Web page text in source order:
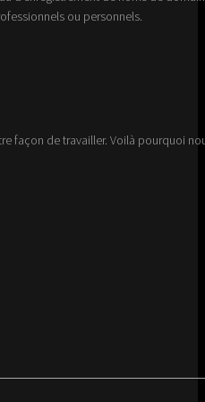
ou personnels.
façon de travailler. Voilà pourquoi